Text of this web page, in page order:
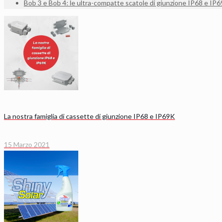
Bob 3 e Bob 4: le ultra-compatte scatole di giunzione IP68 e
La nostra famiglia di cassette di giunzione IP68 e IP69K
15 Marzo 2021